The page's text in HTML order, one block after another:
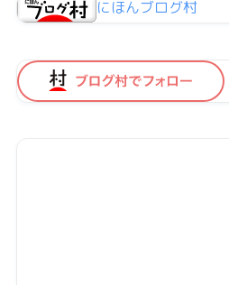
にほんブログ村